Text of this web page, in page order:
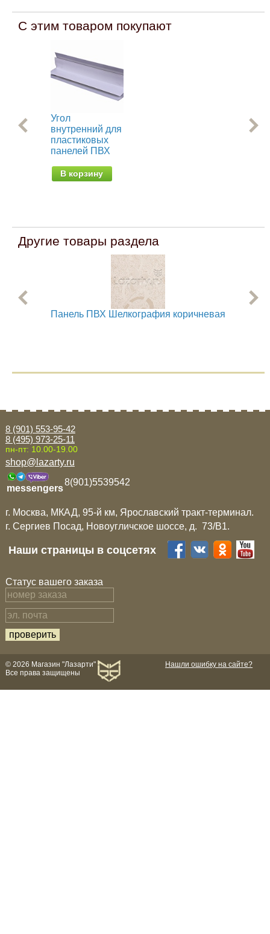
С этим товаром покупают
Угол
внутренний для
пластиковых
панелей ПВХ
В корзину
Другие товары раздела
Панель ПВХ Шелкография коричневая
8 (901) 553-95-42
8 (495) 973-25-11
пн-пт: 10.00-19.00
shop@lazarty.ru
messengers
8(901)5539542
г. Москва, МКАД, 95-й км, Ярославский тракт-терминал.
г. Сергиев Посад, Новоугличское шоссе, д. 73/B1.
Наши страницы в соцсетях
Статус вашего заказа
Нашли ошибку на сайте?
© 2026 Магазин "Лазарти"
Все права защищены